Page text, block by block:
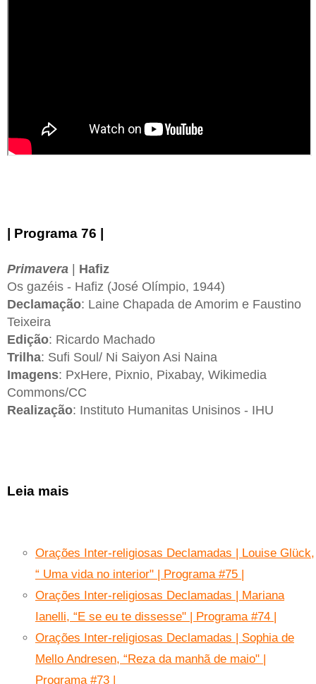
| Programa 76 |
Primavera | Hafiz
Os gazéis - Hafiz (José Olímpio, 1944)
Declamação: Laine Chapada de Amorim e Faustino
Teixeira
Edição: Ricardo Machado
Trilha: Sufi Soul/ Ni Saiyon Asi Naina
Imagens: PxHere, Pixnio, Pixabay, Wikimedia
Commons/CC
Realização: Instituto Humanitas Unisinos - IHU
Leia mais
Orações Inter-religiosas Declamadas | Louise Glück,
“ Uma vida no interior" | Programa #75 |
Orações Inter-religiosas Declamadas | Mariana
Ianelli, “E se eu te dissesse" | Programa #74 |
Orações Inter-religiosas Declamadas | Sophia de
Mello Andresen, “Reza da manhã de maio" |
Programa #73 |